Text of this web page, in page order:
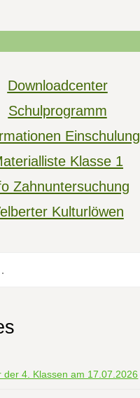
Downloadcenter
Schulprogramm
Einschulung
Klasse 1
Zahnuntersuchung
Kulturlöwen
der 4. Klassen am 17.07.2026